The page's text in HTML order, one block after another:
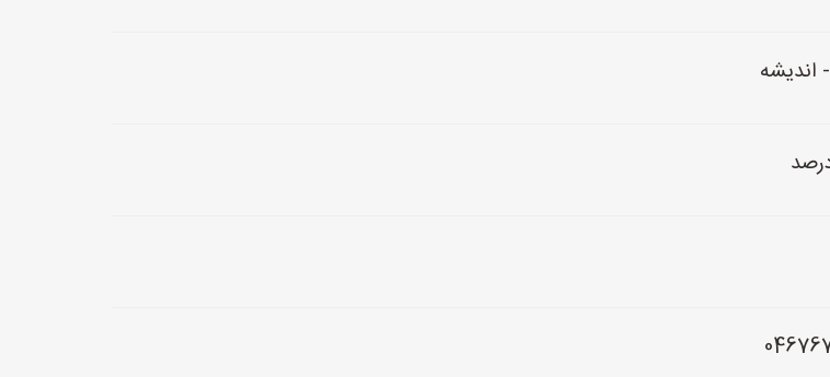
اندیشه